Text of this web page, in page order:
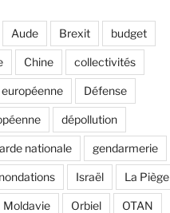
Aude Brexit budget
Chine collectivités
Défense
dépollution
nationale gendarmerie
Israël La Piège
Moldavie Orbiel OTAN